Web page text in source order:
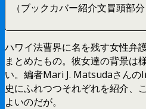
（ブックカバー紹介文冒頭部分
ハワイ法曹界に名を残す女性弁
まとめたもの。彼女達の背景は
い。編者Mari J. Matsudaさん
史にふれつつそれぞれを紹介、
よいのだが。